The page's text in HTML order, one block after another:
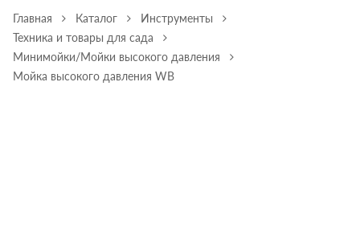
Главная Каталог
Инструменты
Техника и товары для сада
Минимойки/Мойки высокого давления
Мойка высокого давления WB